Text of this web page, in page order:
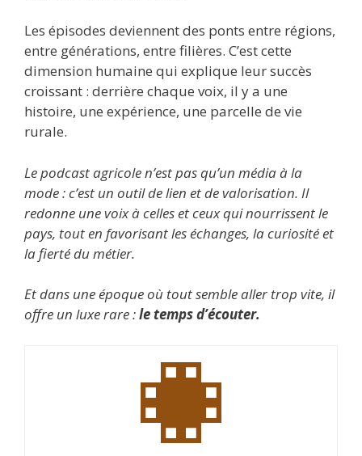
Les épisodes deviennent des ponts entre régions,
entre générations, entre filières. C’est cette
dimension humaine qui explique leur succès
croissant : derrière chaque voix, il y a une
histoire, une expérience, une parcelle de vie
rurale.
Le podcast agricole n’est pas qu’un média à la
mode : c’est un outil de lien et de valorisation. Il
redonne une voix à celles et ceux qui nourrissent le
pays, tout en favorisant les échanges, la curiosité et
la fierté du métier.
Et dans une époque où tout semble aller trop vite, il
offre un luxe rare :le temps d’écouter.